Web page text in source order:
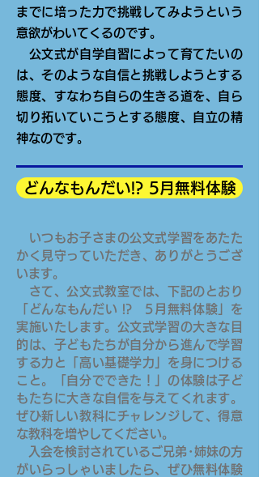
までに培った力で挑戦してみようという
意欲がわいてくるのです。
公文式が自学自習によって育てたいの
は、そのような自信と挑戦しようとする
態度、すなわち自らの生きる道を、自ら
切り拓いていこうとする態度、自立の精
神なのです。
どんなもんだい!? 5月無料体験
いつもお子さまの公文式学習をあたた
かく見守っていただき、ありがとうござ
います。
さて、公文式教室では、下記のとおり
「どんなもんだい !? 5月無料体験」を
実施いたします。公文式学習の大きな目
的は、子どもたちが自分から進んで学習
する力と「高い基礎学力」を身につける
こと。「自分でできた！」の体験は子ど
もたちに大きな自信を与えてくれます。
ぜひ新しい教科にチャレンジして、得意
な教科を増やしてください。
入会を検討されているご兄弟･姉妹の方
がいらっしゃいましたら、ぜひ無料体験